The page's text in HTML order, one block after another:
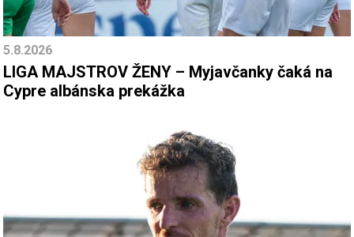
5.8.2026
LIGA MAJSTROV ŽENY – Myjavčanky čaká na
Cypre albánska prekážka